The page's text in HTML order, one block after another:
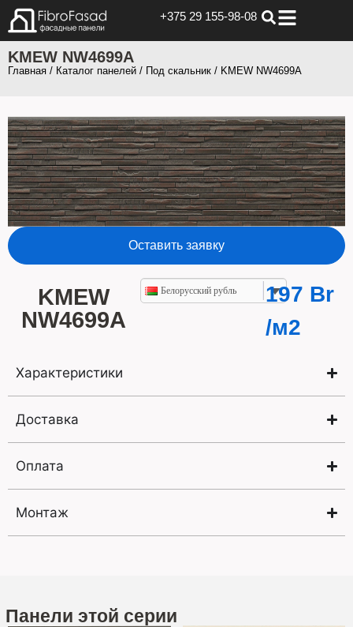
+375 29 155-98-08
KMEW NW4699A
Главная / Каталог панелей / Под скальник / KMEW NW4699A
Оставить заявку
KMEW
NW4699A
Белорусский рубль 197 Br
/м2
Характеристики
Доставка
Оплата
Монтаж
Панели этой серии